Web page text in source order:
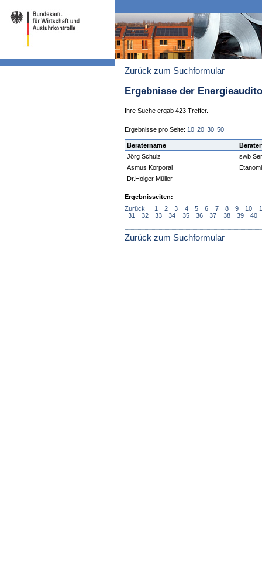
Zurück zum Suchformular
Ergebnisse der
Ihre Suche ergab 423 Treffer.
Ergebnisse pro Seite: 10 20 30 50
Beratername
Jörg Schulz
swb
Asmus Korporal
Dr.Holger Müller
Ergebnisseiten:
Zurück
1 2 3 4 5 6 7 8 9 10
31
32 33 34 35 36 37 38 39 40
Zurück zum Suchformular